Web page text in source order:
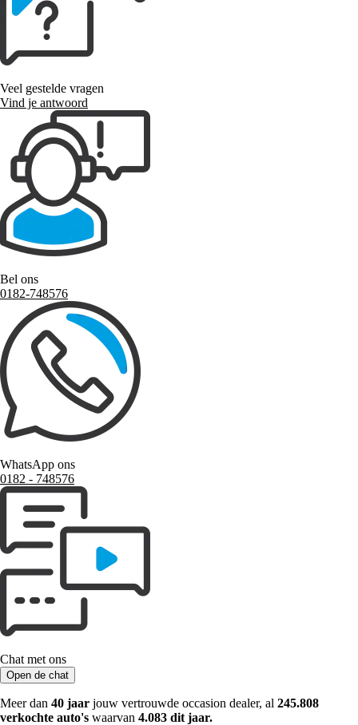
Veel gestelde vragen
Vind je antwoord
Bel ons
0182-748576
WhatsApp ons
0182 ‑ 748576
Chat met ons
Open de chat
Meer dan 40 jaar jouw vertrouwde occasion dealer, al 245.808
verkochte auto's waarvan 4.083 dit jaar.